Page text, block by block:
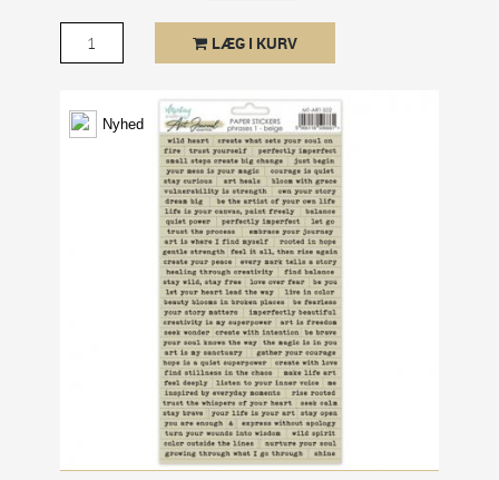
LÆG I KURV
Nyhed